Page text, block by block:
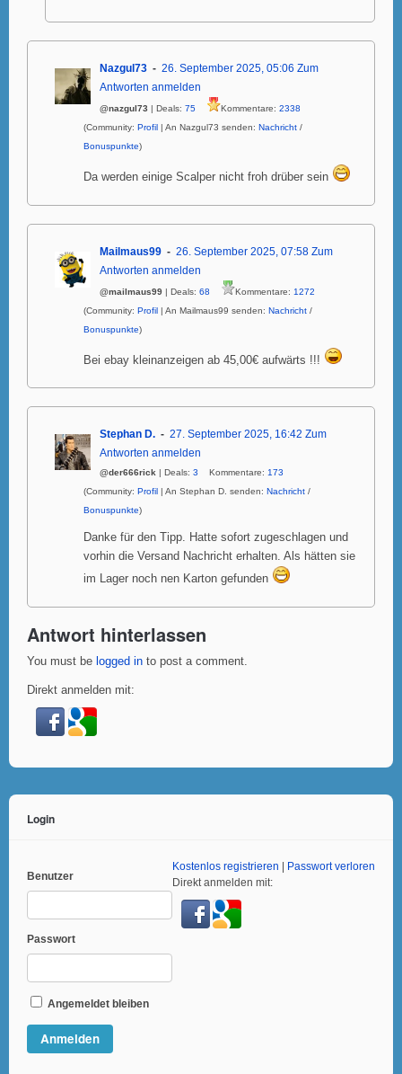
Nazgul73 26. September 2025, 05:06 Zum
Antworten anmelden
@nazgul73 | Deals: 75 Kommentare: 2338
(Community: Profil | An Nazgul73 senden: Nachricht /
Bonuspunkte)
Da werden einige Scalper nicht froh drüber sein
Mailmaus99 26. September 2025, 07:58 Zum
Antworten anmelden
@mailmaus99 | Deals: 68 Kommentare: 1272
(Community: Profil | An Mailmaus99 senden: Nachricht /
Bonuspunkte)
Bei ebay kleinanzeigen ab 45,00€ aufwärts !!!
Stephan D. 27. September 2025, 16:42 Zum
Antworten anmelden
@der666rick | Deals: 3 Kommentare: 173
(Community: Profil | An Stephan D. senden: Nachricht /
Bonuspunkte)
Danke für den Tipp. Hatte sofort zugeschlagen und
vorhin die Versand Nachricht erhalten. Als hätten sie
im Lager noch nen Karton gefunden
Antwort hinterlassen
You must be logged in to post a comment.
Direkt anmelden mit:
Login
Benutzer
Passwort
Angemeldet bleiben
Kostenlos registrieren | Passwort verloren
Direkt anmelden mit: